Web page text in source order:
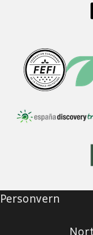
Personvern